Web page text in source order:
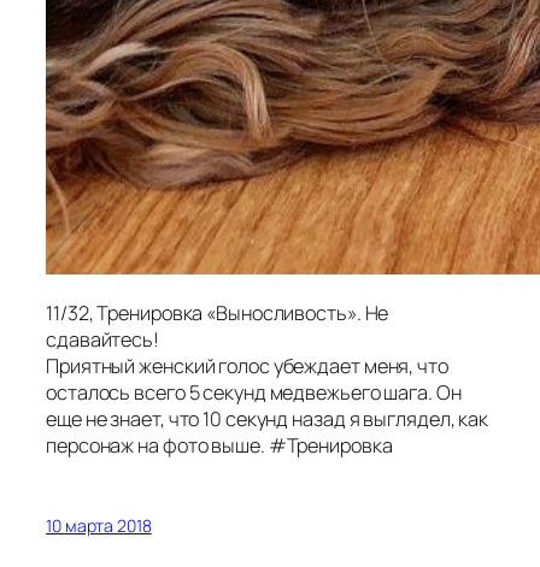
11/32, Тренировка «Выносливость». Не
сдавайтесь!
Приятный женский голос убеждает меня, что
осталось всего 5 секунд медвежьего шага. Он
еще не знает, что 10 секунд назад я выглядел, как
персонаж на фото выше. #Тренировка
10 марта 2018